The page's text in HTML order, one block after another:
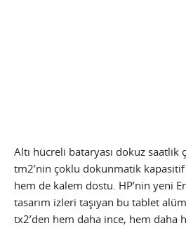
Altı hücreli bataryası dokuz saatlik
tm2’nin çoklu dokunmatik
hem de kalem dostu. HP’nin yeni
tasarım izleri taşıyan bu tablet
tx2’den hem daha ince, hem daha